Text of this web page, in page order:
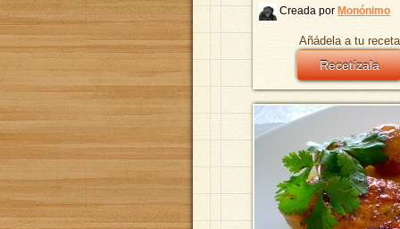
Creada por Monónimo
Añádela a tu
Recetízala